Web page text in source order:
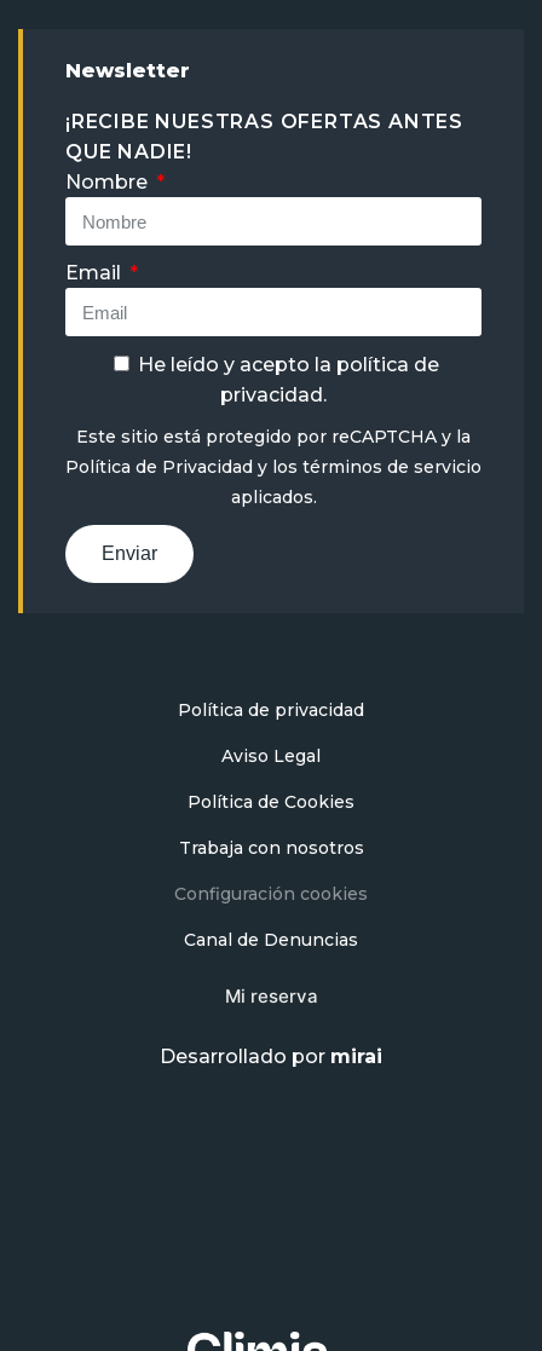
Newsletter
¡RECIBE NUESTRAS OFERTAS ANTES
QUE NADIE!
Nombre
Email
He leído y acepto la política de
privacidad .
Este sitio está protegido por reCAPTCHA y la
Política de Privacidad y los términos de servicio
aplicados.
Enviar
Política de privacidad
Aviso Legal
Política de Cookies
Trabaja con nosotros
Configuración cookies
Canal de Denuncias
Mi reserva
Desarrollado por mirai